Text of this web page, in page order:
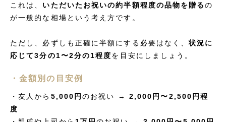
これは、 いただいたお祝いの約半額程度の品物を贈るの
が一般的な相場という考え方です。
ただし、必ずしも正確に半額にする必要はなく、状況に
応じて3分の1〜2分の1程度を目安にしましょう。
・金額別の目安例
・友人から 5,000円のお祝い → 2,000円〜2,500円程
度